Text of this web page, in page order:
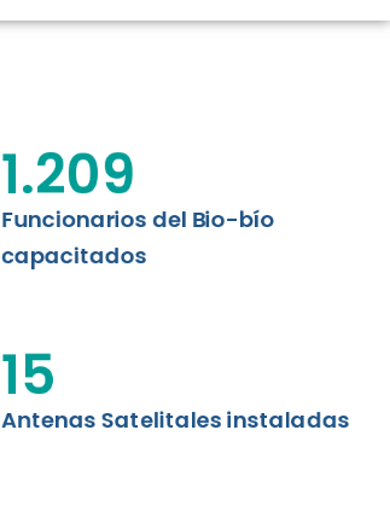
Funcionarios del Bio-bío
capacitados
1.209
Antenas Satelitales instaladas
15